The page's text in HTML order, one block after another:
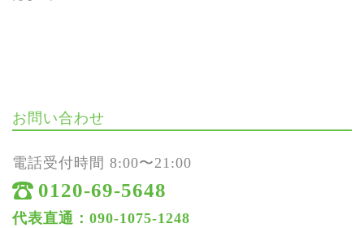
お問い合わせ
電話受付時間 8:00〜21:00
0120-69-5648
代表直通：090-1075-1248